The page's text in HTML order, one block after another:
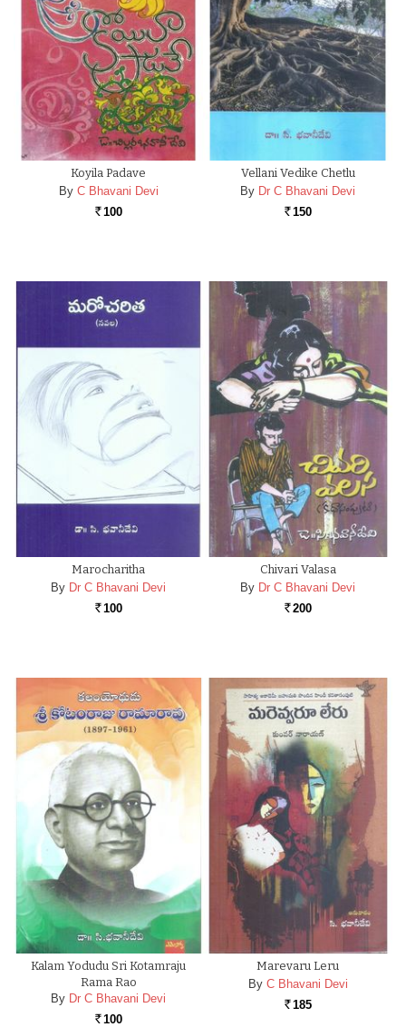
Koyila Padave
By C Bhavani Devi
Rs. 100
Vellani Vedike Chetlu
By Dr C Bhavani Devi
Rs. 150
Marocharitha
By Dr C Bhavani Devi
Rs. 100
Chivari Valasa
By Dr C Bhavani Devi
Rs. 200
Kalam Yodudu Sri Kotamraju
Rama Rao
By Dr C Bhavani Devi
Rs. 100
Marevaru Leru
By C Bhavani Devi
Rs. 185